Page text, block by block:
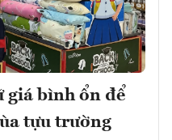
giá bình ổn để
tựu trường